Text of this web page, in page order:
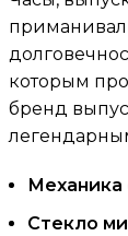
которым
бренд
Механика
Стекло